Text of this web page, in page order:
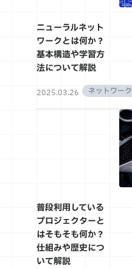
ニューラルネット
ワークとは何か？
基本構造や学習方
法について解説
2025.03.26 ネットワーク
普段利用している
プロジェクターと
はそもそも何か？
仕組みや歴史につ
いて解説